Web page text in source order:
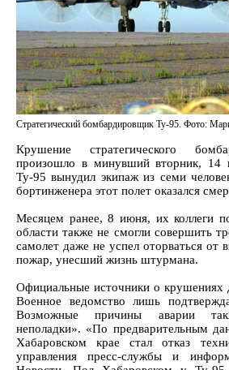
Стратегический бомбардировщик Ту-95. Фото:
Крушение стратегического
произошло в минувший вторник, 14
Ту-95 вынудил экипаж из семи
бортинженера этот полет оказался
Месяцем ранее, 8 июня, их коллеги
области также не смогли совершить
самолет даже не успел оторваться от
пожар, унесший жизнь штурмана.
Официальные источники о
Военное ведомство лишь
Возможные причины аварии
неполадки». «По предварительным
Хабаровском крае стал отказ
управления пресс-службы и